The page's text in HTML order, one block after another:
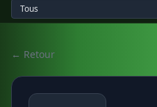
← Retour